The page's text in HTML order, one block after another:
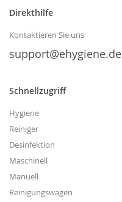
Newsletter
Direkthilfe
Kontaktieren Sie uns
support@ehygiene.de
Schnellzugriff
Hygiene
Reiniger
Desinfektion
Maschinell
Manuell
Reinigungswagen